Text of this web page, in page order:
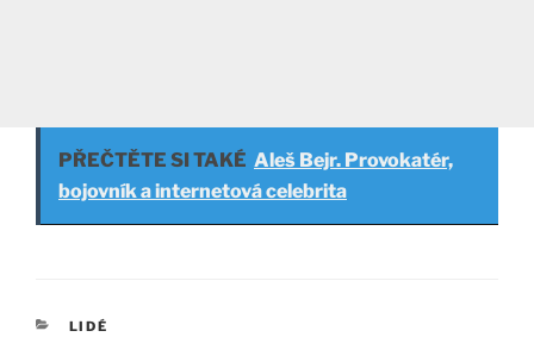
PŘEČTĚTE SI TAKÉ Aleš Bejr. Provokatér,
bojovník a internetová celebrita
RUBRIKY
LIDÉ